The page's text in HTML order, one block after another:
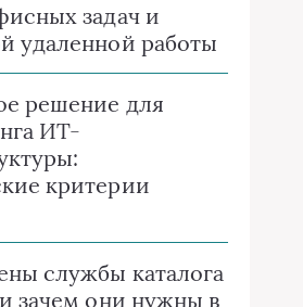
задач и
удаленной работы
решение для
ИТ-
критерии
службы каталога
зачем они нужны в